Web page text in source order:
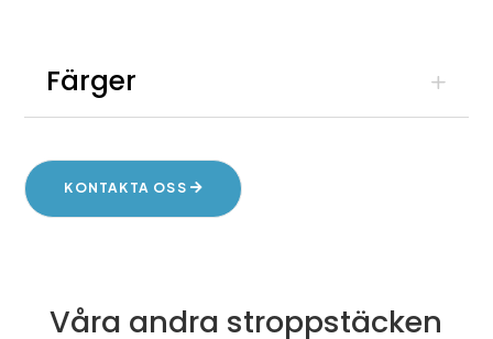
Färger
KONTAKTA OSS
Våra andra stroppstäcken